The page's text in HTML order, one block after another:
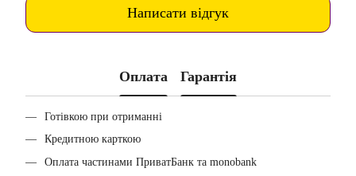
Написати відгук
Оплата Гарантія
Готівкою при отриманні
Кредитною карткою
Оплата частинами ПриватБанк та monobank